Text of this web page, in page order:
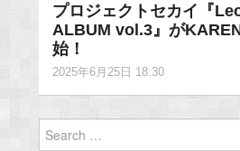
プロジェクトセカイ『
ALBUM vol.3』が
始！
2025年6月25日 18:30
for: